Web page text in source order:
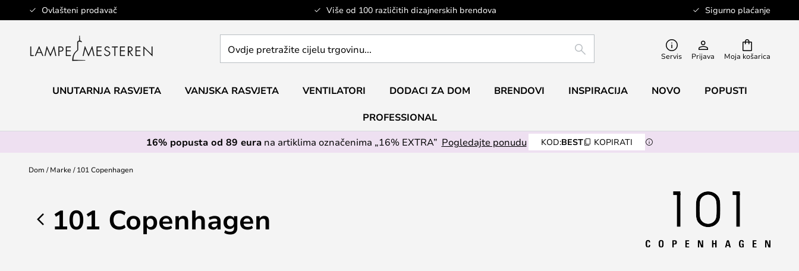
Ovlašteni prodavač Više od 100 različitih dizajnerskih brendova Sigurno plaćanje
Skip
to
Moja košarica
pretražite
trgovinu...
TRAŽI Servis Prijava
UNUTARNJA RASVJETA VANJSKA RASVJETA VENTILATORI DODACI ZA DOM BRENDOVI INSPIRACIJA NOVO POPUSTI
PROFESSIONAL
16% popusta od 89 eurana artiklima označenima „16% EXTRA” Pogledajte ponudu KOD:BEST KOPIRATI
Dom Marke 101 Copenhagen
101 Copenhagen